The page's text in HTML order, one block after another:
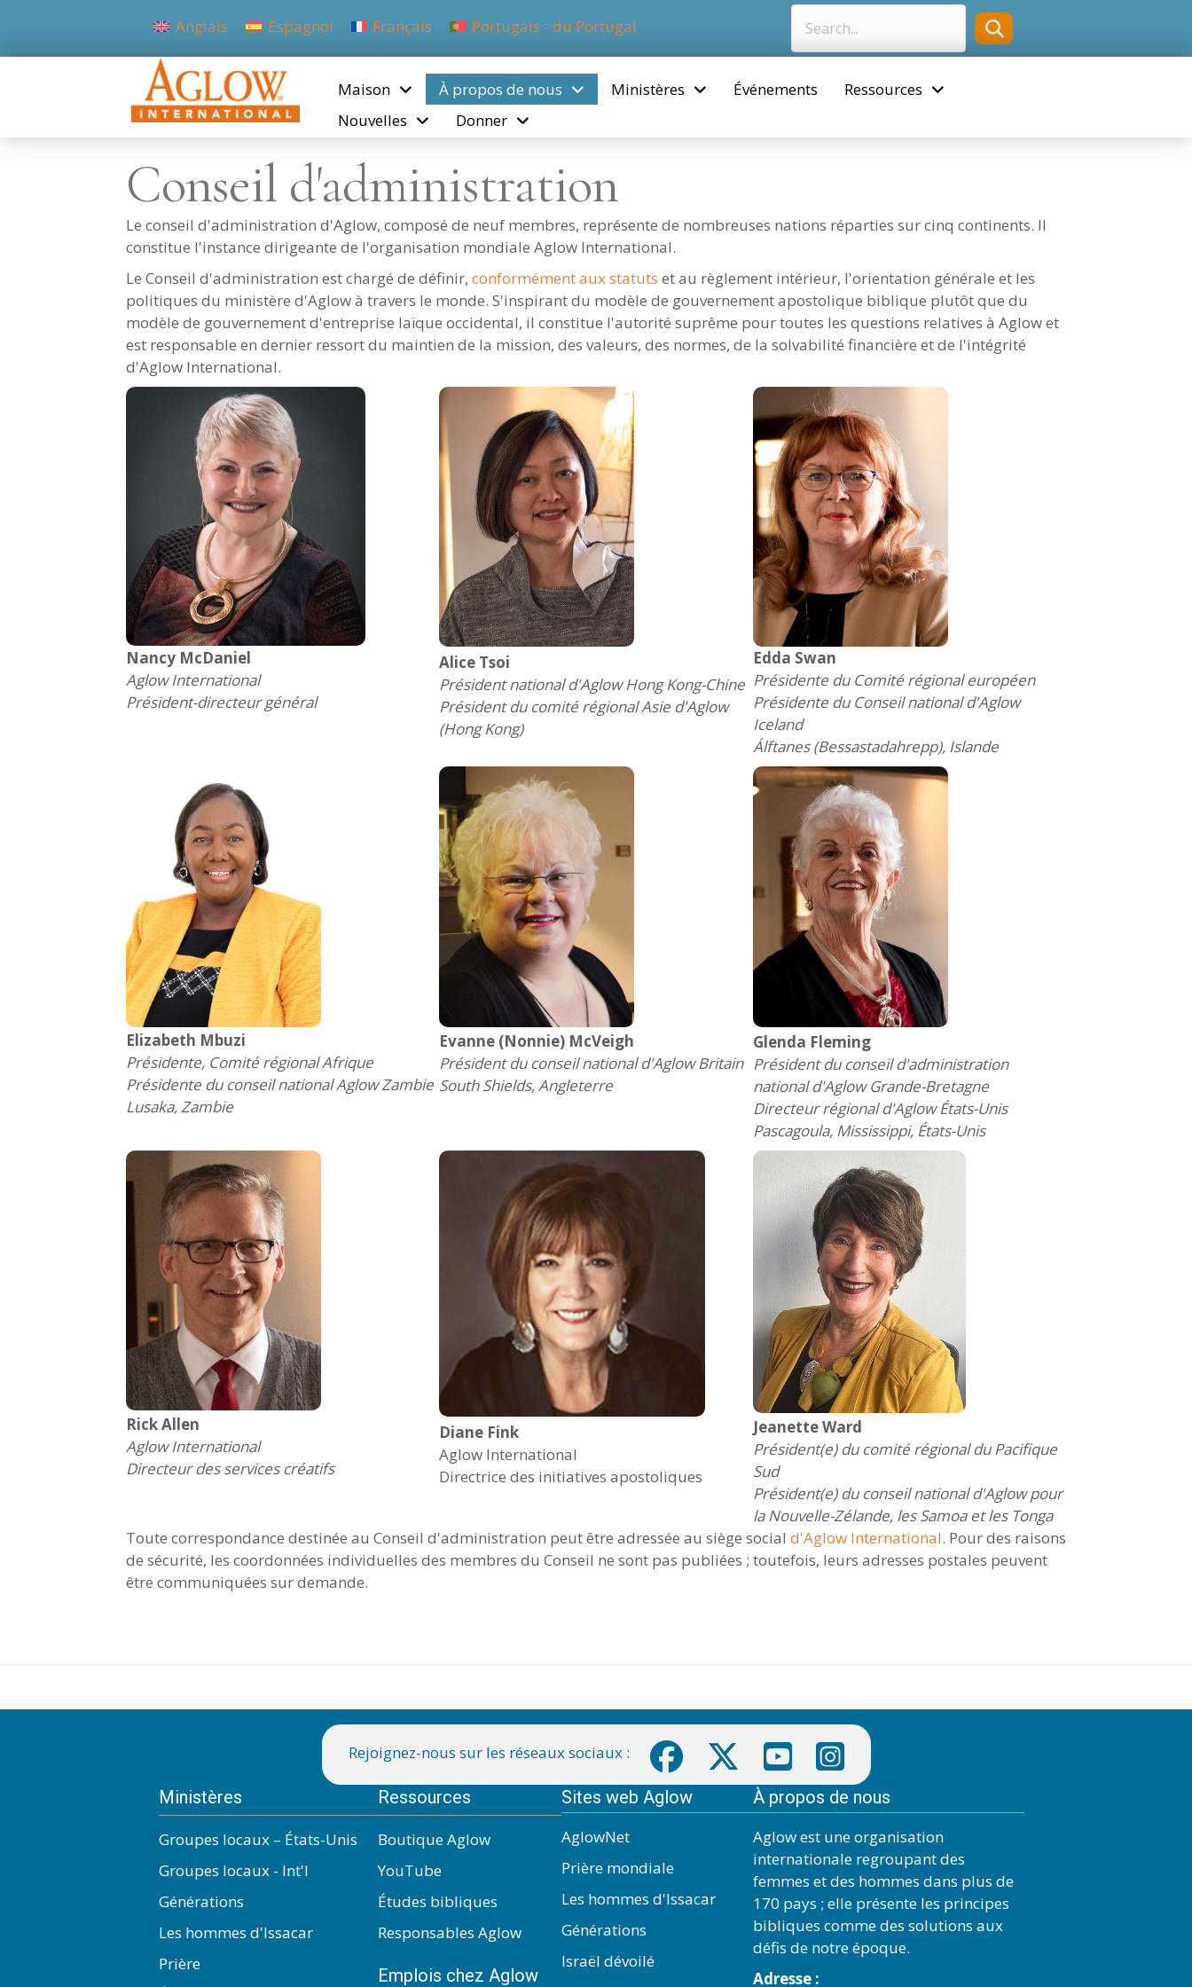
Anglais Espagnol Français Portugais - du Portugal
Maison À propos de nous Ministères Événements
Ressources
Nouvelles
Donner
Conseil d'administration
Le conseil d'administration d'Aglow, composé de neuf membres, représente de nombreuses nations réparties sur cinq continents. Il
constitue l'instance dirigeante de l'organisation mondiale Aglow International.
Le Conseil d'administration est chargé de définir, conformément aux statuts et au règlement intérieur, l'orientation générale et les
politiques du ministère d'Aglow à travers le monde. S'inspirant du modèle de gouvernement apostolique biblique plutôt que du
modèle de gouvernement d'entreprise laïque occidental, il constitue l'autorité suprême pour toutes les questions relatives à Aglow et
est responsable en dernier ressort du maintien de la mission, des valeurs, des normes, de la solvabilité financière et de l'intégrité
d'Aglow International.
Nancy McDaniel
Aglow International
Président-directeur général
Alice Tsoi
Président national d'Aglow Hong Kong-Chine
Président du comité régional Asie d'Aglow
(Hong Kong)
Edda Swan
Présidente du Comité régional européen
Présidente du Conseil national d'Aglow
Iceland
Álftanes (Bessastadahrepp), Islande
Elizabeth Mbuzi
Présidente, Comité régional Afrique
Présidente du conseil national Aglow Zambie
Lusaka, Zambie
Evanne (Nonnie) McVeigh
Président du conseil national d'Aglow Britain
South Shields, Angleterre
Glenda Fleming
Président du conseil d'administration
national d'Aglow Grande-Bretagne
Directeur régional d'Aglow États-Unis
Pascagoula, Mississippi, États-Unis
Rick Allen
Aglow International
Directeur des services créatifs
Diane Fink
Aglow International
Directrice des initiatives apostoliques
Jeanette Ward
Président(e) du comité régional du Pacifique
Sud
Président(e) du conseil national d'Aglow pour
la Nouvelle-Zélande, les Samoa et les Tonga
Toute correspondance destinée au Conseil d'administration peut être adressée au siège social d'Aglow International. Pour des raisons
de sécurité, les coordonnées individuelles des membres du Conseil ne sont pas publiées ; toutefois, leurs adresses postales peuvent
être communiquées sur demande.
Rejoignez-nous sur les réseaux sociaux :
Ministères
Groupes locaux – États-Unis
Groupes locaux - Int'l
Générations
Les hommes d'Issacar
Prière
Ressources
Boutique Aglow
YouTube
Études bibliques
Responsables Aglow
Emplois chez Aglow
Sites web Aglow
AglowNet
Prière mondiale
Les hommes d'Issacar
Générations
Israël dévoilé
À propos de nous
Aglow est une organisation
internationale regroupant des
femmes et des hommes dans plus de
170 pays ; elle présente les principes
bibliques comme des solutions aux
défis de notre époque.
Adresse :